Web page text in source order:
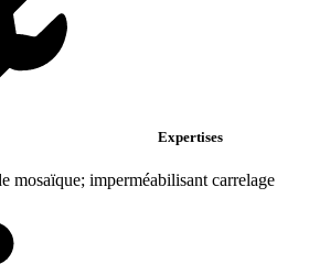
Expertises
mosaïque; imperméabilisant carrelage